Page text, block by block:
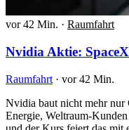
vor 42 Min. · Raumfahrt
Nvidia Aktie:
Raumfahrt · vor 42 Min.
Nvidia baut nicht mehr nur
Energie, Weltraum-